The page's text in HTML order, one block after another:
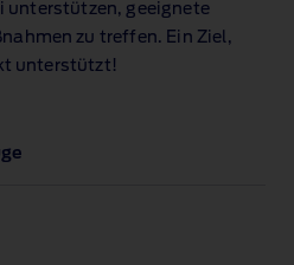
unterstützen, geeignete
zu treffen. Ein Ziel,
unterstützt!